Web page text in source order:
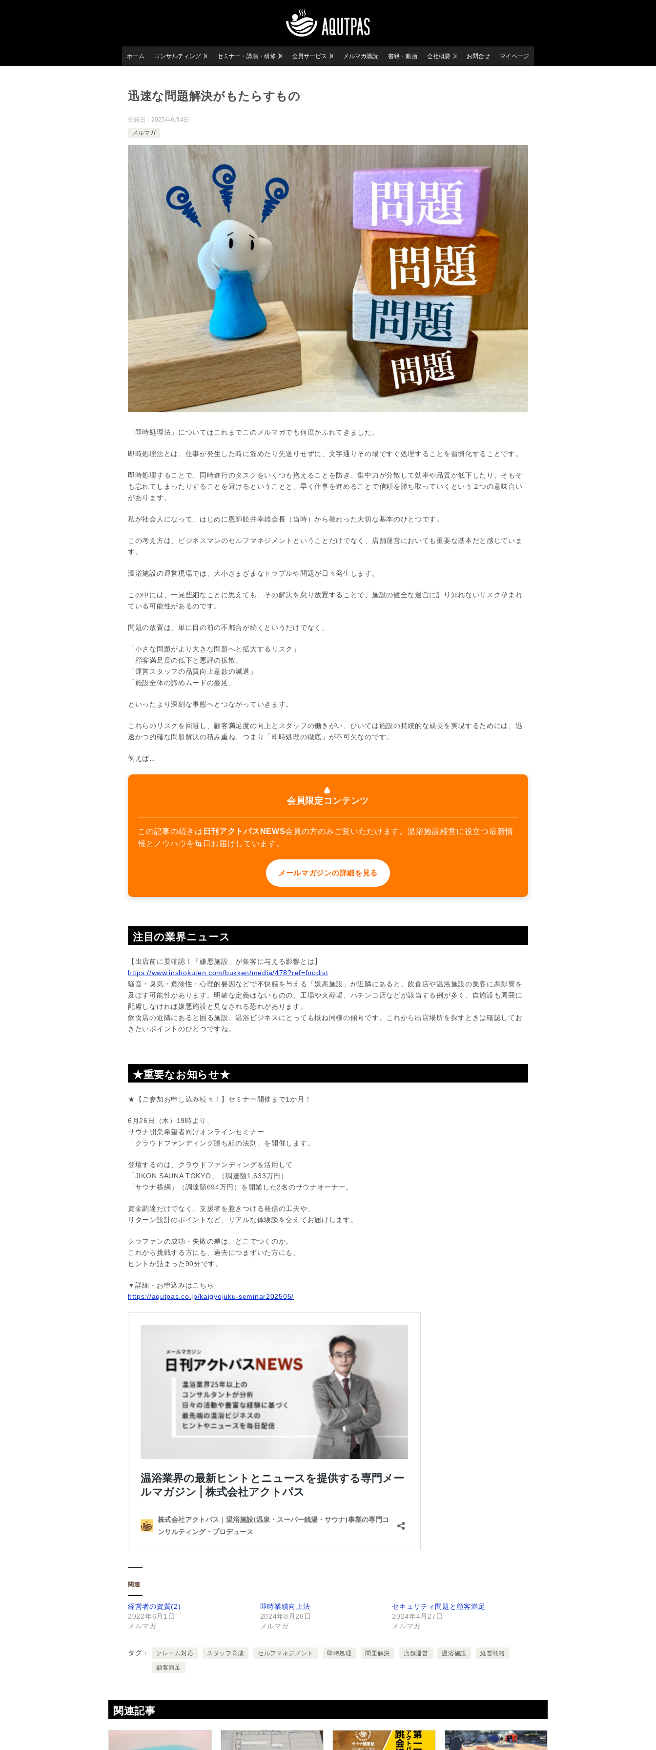
ホーム コンサルティング セミナー・講演・研修 会員サービス メルマガ購読 書籍・動画 会社概要 お問合せ マイページ
迅速な問題解決がもたらすもの
公開日： 2025年6月4日
メルマガ
「即時処理法」についてはこれまでこのメルマガでも何度かふれてきました。
即時処理法とは、仕事が発生した時に溜めたり先送りせずに、文字通りその場ですぐ処理することを習慣化することです。
即時処理することで、同時進行のタスクをいくつも抱えることを防ぎ、集中力が分散して効率や品質が低下したり、そもそ
も忘れてしまったりすることを避けるということと、早く仕事を進めることで信頼を勝ち取っていくという２つの意味合い
があります。
私が社会人になって、はじめに恩師舩井幸雄会長（当時）から教わった大切な基本のひとつです。
この考え方は、ビジネスマンのセルフマネジメントということだけでなく、店舗運営においても重要な基本だと感じていま
す。
温浴施設の運営現場では、大小さまざまなトラブルや問題が日々発生します。
この中には、一見些細なことに思えても、その解決を怠り放置することで、施設の健全な運営に計り知れないリスク孕まれ
ている可能性があるのです。
問題の放置は、単に目の前の不都合が続くというだけでなく、
「小さな問題がより大きな問題へと拡大するリスク」
「顧客満足度の低下と悪評の拡散」
「運営スタッフの品質向上意欲の減退」
「施設全体の諦めムードの蔓延」
といったより深刻な事態へとつながっていきます。
これらのリスクを回避し、顧客満足度の向上とスタッフの働きがい、ひいては施設の持続的な成長を実現するためには、迅
速かつ的確な問題解決の積み重ね、つまり「即時処理の徹底」が不可欠なのです。
例えば…
会員限定コンテンツ
この記事の続きは 日刊アクトパスNEWS会員の方のみご覧いただけます。温浴施設経営に役立つ最新情
報とノウハウを毎日お届けしています。
メールマガジンの詳細を見る
注目の業界ニュース
【出店前に要確認！「嫌悪施設」が集客に与える影響とは】
https://www.inshokuten.com/bukken/media/478?ref=foodist
騒音・臭気・危険性・心理的要因などで不快感を与える「嫌悪施設」が近隣にあると、飲食店や温浴施設の集客に悪影響を
及ぼす可能性があります。明確な定義はないものの、工場や火葬場、パチンコ店などが該当する例が多く、自施設も周囲に
配慮しなければ嫌悪施設と見なされる恐れがあります。
飲食店の近隣にあると困る施設、温浴ビジネスにとっても概ね同様の傾向です。これから出店場所を探すときは確認してお
きたいポイントのひとつですね。
★重要なお知らせ★
★【ご参加お申し込み続々！】セミナー開催まで1か月！
6月26日（木）19時より、
サウナ開業希望者向けオンラインセミナー
「クラウドファンディング勝ち組の法則」を開催します。
登壇するのは、クラウドファンディングを活用して
「JIKON SAUNA TOKYO」（調達額1,633万円）
「サウナ横綱」（調達額694万円）を開業した2名のサウナオーナー。
資金調達だけでなく、支援者を惹きつける発信の工夫や、
リターン設計のポイントなど、リアルな体験談を交えてお届けします。
クラファンの成功・失敗の差は、どこでつくのか。
これから挑戦する方にも、過去につまずいた方にも、
ヒントが詰まった90分です。
▼詳細・お申込みはこちら
https://aqutpas.co.jp/kaigyojuku-seminar202505/
関連
経営者の資質(2)
2022年6月1日
メルマガ
即時業績向上法
2024年8月26日
メルマガ
セキュリティ問題と顧客満足
2024年4月27日
メルマガ
タグ クレーム対応 スタッフ育成 セルフマネジメント 即時処理 問題解決 店舗運営 温浴施設 経営戦略
顧客満足
関連記事